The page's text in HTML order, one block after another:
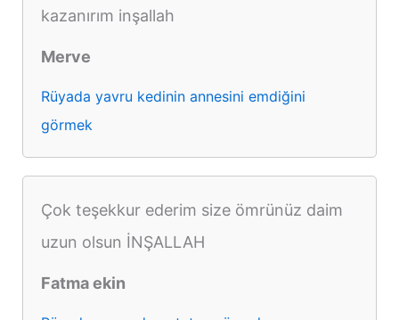
kazanırım inşallah
Merve
Rüyada yavru kedinin annesini emdiğini
görmek
Çok teşekkur ederim size ömrünüz daim
uzun olsun İNŞALLAH
Fatma ekin